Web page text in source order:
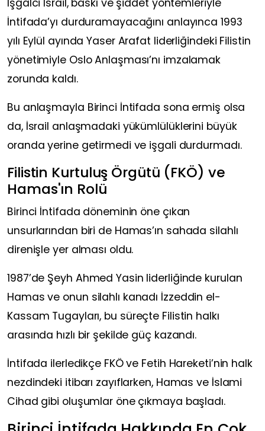
İşgalci İsrail, baskı ve şiddet yöntemleriyle
İntifada’yı durduramayacağını anlayınca 1993
yılı Eylül ayında Yaser Arafat liderliğindeki Filistin
yönetimiyle Oslo Anlaşması’nı imzalamak
zorunda kaldı.
Bu anlaşmayla Birinci İntifada sona ermiş olsa
da, İsrail anlaşmadaki yükümlülüklerini büyük
oranda yerine getirmedi ve işgali durdurmadı.
Filistin Kurtuluş Örgütü (FKÖ) ve
Hamas'ın Rolü
Birinci İntifada döneminin öne çıkan
unsurlarından biri de Hamas’ın sahada silahlı
direnişle yer alması oldu.
1987’de Şeyh Ahmed Yasin liderliğinde kurulan
Hamas ve onun silahlı kanadı İzzeddin el-
Kassam Tugayları, bu süreçte Filistin halkı
arasında hızlı bir şekilde güç kazandı.
İntifada ilerledikçe FKÖ ve Fetih Hareketi’nin halk
nezdindeki itibarı zayıflarken, Hamas ve İslami
Cihad gibi oluşumlar öne çıkmaya başladı.